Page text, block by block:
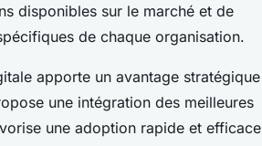
disponibles sur le marché et de
de chaque organisation.
apporte un avantage stratégique
une intégration des meilleures
une adoption rapide et efficace